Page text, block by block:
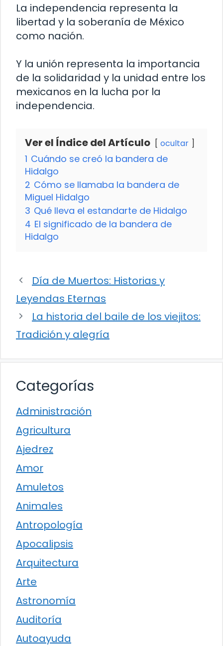
La independencia representa la
libertad y la soberanía de México
como nación.
Y la unión representa la importancia
de la solidaridad y la unidad entre los
mexicanos en la lucha por la
independencia.
Ver el Índice del Artículo ocultar
1 Cuándo se creó la bandera de
Hidalgo
2 Cómo se llamaba la bandera de
Miguel Hidalgo
3 Qué lleva el estandarte de Hidalgo
4 El significado de la bandera de
Hidalgo
Día de Muertos: Historias y
Leyendas Eternas
La historia del baile de los viejitos:
Tradición y alegría
Categorías
Administración
Agricultura
Ajedrez
Amor
Amuletos
Animales
Antropología
Apocalipsis
Arquitectura
Arte
Astronomía
Auditoría
Autoayuda